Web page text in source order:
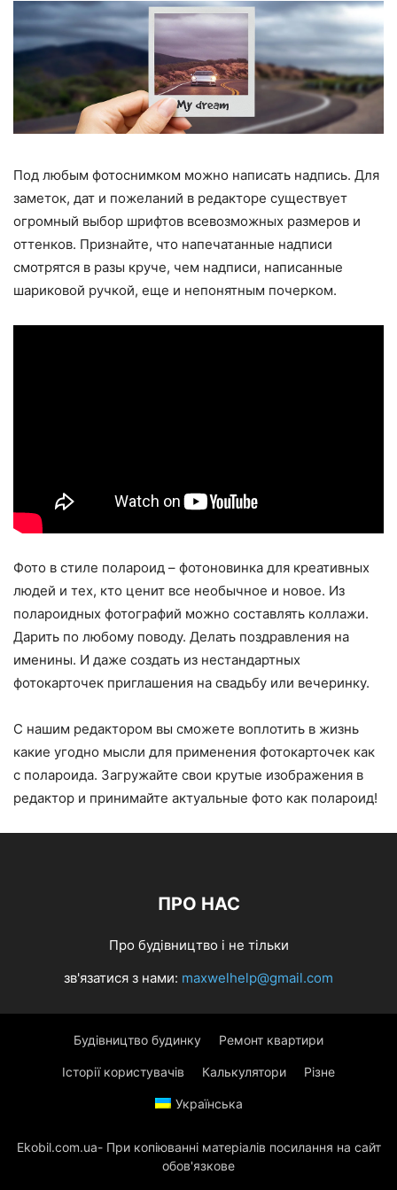
Под любым фотоснимком можно написать надпись. Для
заметок, дат и пожеланий в редакторе существует
огромный выбор шрифтов всевозможных размеров и
оттенков. Признайте, что напечатанные надписи
смотрятся в разы круче, чем надписи, написанные
шариковой ручкой, еще и непонятным почерком.
Фото в стиле полароид – фотоновинка для креативных
людей и тех, кто ценит все необычное и новое. Из
полароидных фотографий можно составлять коллажи.
Дарить по любому поводу. Делать поздравления на
именины. И даже создать из нестандартных
фотокарточек приглашения на свадьбу или вечеринку.
С нашим редактором вы сможете воплотить в жизнь
какие угодно мысли для применения фотокарточек как
с полароида. Загружайте свои крутые изображения в
редактор и принимайте актуальные фото как полароид!
ПРО НАС
Про будівництво і не тільки
зв'язатися з нами: maxwelhelp@gmail.com
Будівництво будинку Ремонт квартири
Історії користувачів Калькулятори Різне
Українська
Ekobil.com.ua- При копіюванні матеріалів посилання на сайт
обов'язкове